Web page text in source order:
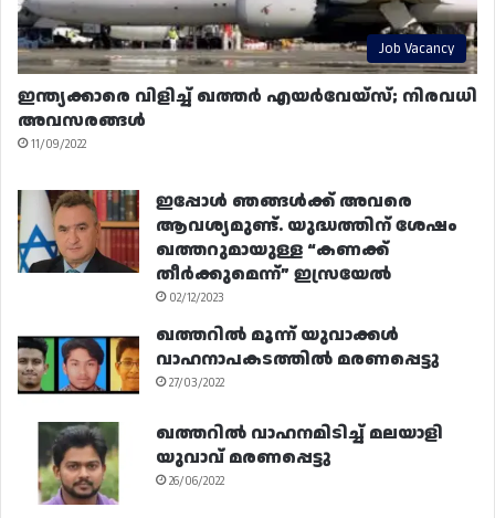
Job Vacancy
ഇന്ത്യക്കാരെ വിളിച്ച് ഖത്തർ എയർവേയ്‌സ്; നിരവധി
അവസരങ്ങൾ
11/09/2022
ഇപ്പോൾ ഞങ്ങൾക്ക് അവരെ
ആവശ്യമുണ്ട്. യുദ്ധത്തിന് ശേഷം
ഖത്തറുമായുള്ള “കണക്ക്
തീർക്കുമെന്ന്” ഇസ്രയേൽ
02/12/2023
ഖത്തറിൽ മൂന്ന് യുവാക്കൾ
വാഹനാപകടത്തിൽ മരണപ്പെട്ടു
27/03/2022
ഖത്തറിൽ വാഹനമിടിച്ച് മലയാളി
യുവാവ് മരണപ്പെട്ടു
26/06/2022